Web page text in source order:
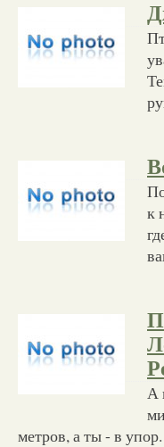
к
А
метров, а ты - в